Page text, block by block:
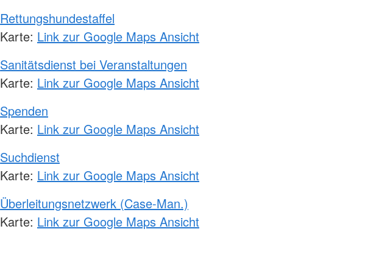
Rettungshundestaffel
Karte: Link zur Google Maps Ansicht
Sanitätsdienst bei Veranstaltungen
Karte: Link zur Google Maps Ansicht
Spenden
Karte: Link zur Google Maps Ansicht
Suchdienst
Karte: Link zur Google Maps Ansicht
Überleitungsnetzwerk (Case-Man.)
Karte: Link zur Google Maps Ansicht